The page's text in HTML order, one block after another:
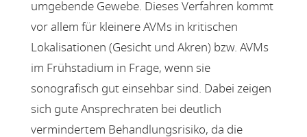
umgebende Gewebe. Dieses Verfahren kommt
vor allem für kleinere AVMs in kritischen
Lokalisationen (Gesicht und Akren) bzw. AVMs
im Frühstadium in Frage, wenn sie
sonografisch gut einsehbar sind. Dabei zeigen
sich gute Ansprechraten bei deutlich
vermindertem Behandlungsrisiko, da die